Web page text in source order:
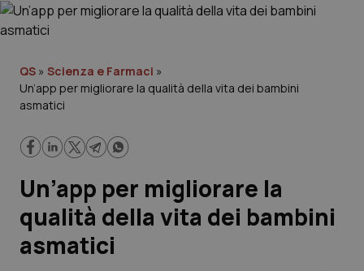
Governo e Parlamento
Regioni e Asl
Lavoro e Professioni
Scienza e Farmaci
Studi e Analisi
QS » Scienza e Farmaci »
Un’app per migliorare la qualità della vita dei bambini
asmatici
Un’app per migliorare la
qualità della vita dei bambini
asmatici